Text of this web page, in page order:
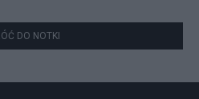
DO NOTKI